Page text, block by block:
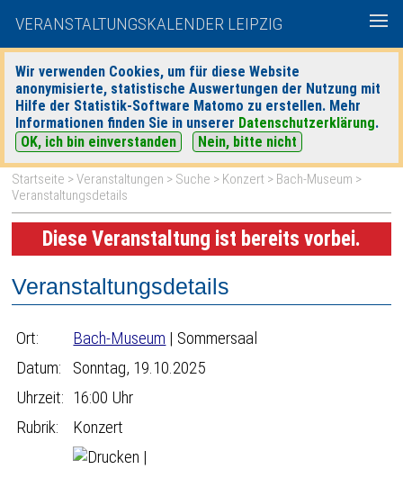
VERANSTALTUNGSKALENDER LEIPZIG
Wir verwenden Cookies, um für diese Website
anonymisierte, statistische Auswertungen der Nutzung mit
Hilfe der Statistik-Software Matomo zu erstellen. Mehr
Informationen finden Sie in unserer Datenschutzerklärung.
OK, ich bin einverstanden
Nein, bitte nicht
heute|morgen| Detaillierte Suche
Startseite >Veranstaltungen > Suche > Konzert > Bach-Museum >
Veranstaltungsdetails
Diese Veranstaltung ist bereits vorbei.
Veranstaltungsdetails
Ort: Bach-Museum | Sommersaal
Datum:
Sonntag, 19.10.2025
Uhrzeit: 16:00 Uhr
Rubrik:
Konzert
|